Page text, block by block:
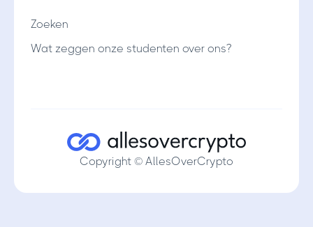
Zoeken
Wat zeggen onze studenten over ons?
Copyright © AllesOverCrypto